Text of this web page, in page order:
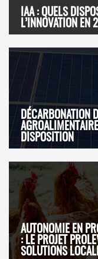
IAA : QUELS
L’INNOVATION EN
DÉCARBONATION
DISPOSITION
AUTONOMIE EN
: LE PROJET
SOLUTIONS